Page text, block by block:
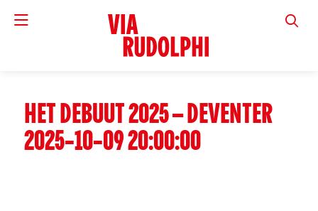
VIA
HET DEBUUT 2025 – DEVENTER
2025-10-09 20:00:00